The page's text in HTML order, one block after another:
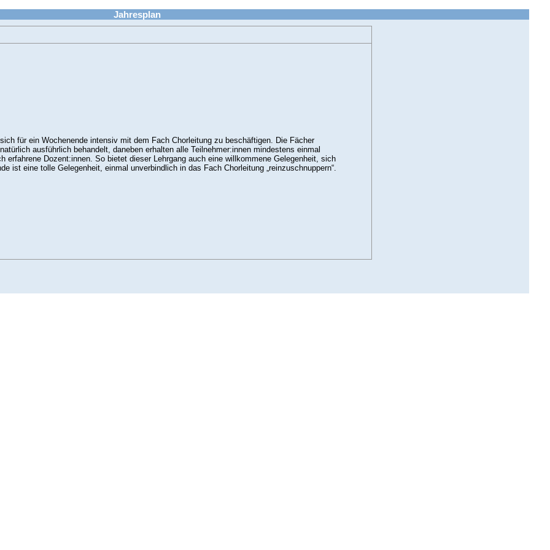
Jahresplan
für ein Wochenende intensiv mit dem Fach Chorleitung zu beschäftigen. Die Fächer
ausführlich behandelt, daneben erhalten alle Teilnehmer:innen mindestens einmal
erfahrene Dozent:innen. So bietet dieser Lehrgang auch eine willkommene Gelegenheit, sich
ist eine tolle Gelegenheit, einmal unverbindlich in das Fach Chorleitung „reinzuschnuppern“.